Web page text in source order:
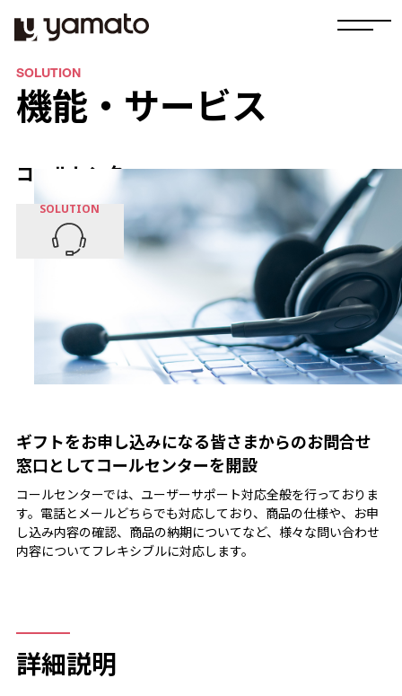
SOLUTION
機能・サービス
コールセンター
SOLUTION
ギフトをお申し込みになる皆さまからのお問合せ
窓口としてコールセンターを開設
コールセンターでは、ユーザーサポート対応全般を行っておりま
す。電話とメールどちらでも対応しており、商品の仕様や、お申
し込み内容の確認、商品の納期についてなど、様々な問い合わせ
内容についてフレキシブルに対応します。
詳細説明